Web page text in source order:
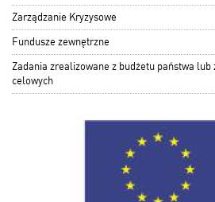
Zarządzanie Kryzysowe
Fundusze zewnętrzne
Zadania zrealizowane z budżetu państwa lub
celowych